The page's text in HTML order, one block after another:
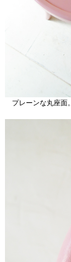
プレーンな丸座面。